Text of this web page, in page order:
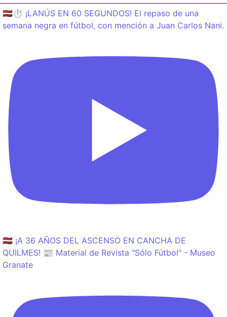
🇱🇻⏱️ ¡LANÚS EN 60 SEGUNDOS! El repaso de una
semana negra en fútbol, con mención a Juan Carlos Nani.
🇱🇻 ¡A 36 AÑOS DEL ASCENSO EN CANCHA DE
QUILMES! 📰 Material de Revista "Sólo Fútbol" - Museo
Granate